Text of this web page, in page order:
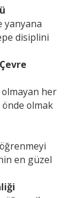
yanyana
disiplini
her
olmak
en güzel